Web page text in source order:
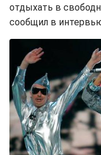
отдыхать в
сообщил в